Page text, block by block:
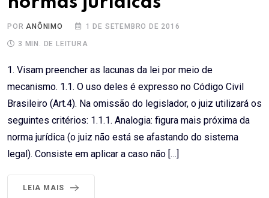
PORANÔNIMO 1 DE SETEMBRO DE 2016
3 MIN. DE LEITURA
1. Visam preencher as lacunas da lei por meio de
mecanismo. 1.1. O uso deles é expresso no Código Civil
Brasileiro (Art.4). Na omissão do legislador, o juiz utilizará os
seguintes critérios: 1.1.1. Analogia: figura mais próxima da
norma jurídica (o juiz não está se afastando do sistema
legal). Consiste em aplicar a caso não […]
LEIA MAIS